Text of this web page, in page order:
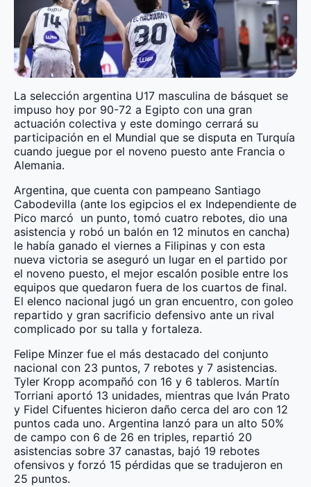
La selección argentina U17 masculina de básquet se
impuso hoy por 90-72 a Egipto con una gran
actuación colectiva y este domingo cerrará su
participación en el Mundial que se disputa en Turquía
cuando juegue por el noveno puesto ante Francia o
Alemania.
Argentina, que cuenta con pampeano Santiago
Cabodevilla (ante los egipcios el ex Independiente de
Pico marcó un punto, tomó cuatro rebotes, dio una
asistencia y robó un balón en 12 minutos en cancha)
le había ganado el viernes a Filipinas y con esta
nueva victoria se aseguró un lugar en el partido por
el noveno puesto, el mejor escalón posible entre los
equipos que quedaron fuera de los cuartos de final.
El elenco nacional jugó un gran encuentro, con goleo
repartido y gran sacrificio defensivo ante un rival
complicado por su talla y fortaleza.
Felipe Minzer fue el más destacado del conjunto
nacional con 23 puntos, 7 rebotes y 7 asistencias.
Tyler Kropp acompañó con 16 y 6 tableros. Martín
Torriani aportó 13 unidades, mientras que Iván Prato
y Fidel Cifuentes hicieron daño cerca del aro con 12
puntos cada uno. Argentina lanzó para un alto 50%
de campo con 6 de 26 en triples, repartió 20
asistencias sobre 37 canastas, bajó 19 rebotes
ofensivos y forzó 15 pérdidas que se tradujeron en
25 puntos.